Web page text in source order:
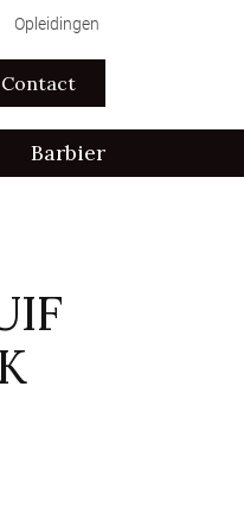
Opleidingen
Contact
Barbier